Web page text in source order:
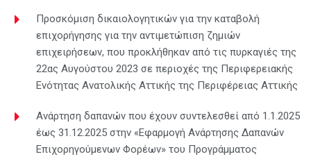
Προσκόμιση δικαιολογητικών για την καταβολή
επιχορήγησης για την αντιμετώπιση ζημιών
επιχειρήσεων, που προκλήθηκαν από τις πυρκαγιές της
22ας Αυγούστου 2023 σε περιοχές της Περιφερειακής
Ενότητας Ανατολικής Αττικής της Περιφέρειας Αττικής
Ανάρτηση δαπανών που έχουν συντελεσθεί από 1.1.2025
έως 31.12.2025 στην «Εφαρμογή Ανάρτησης Δαπανών
Επιχορηγούμενων Φορέων» του Προγράμματος